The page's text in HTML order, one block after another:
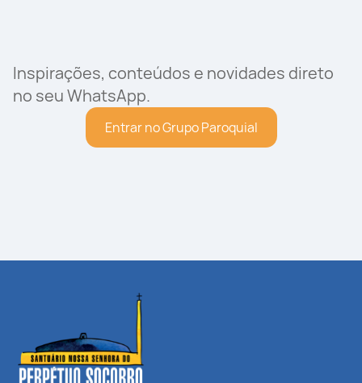
Inspirações, conteúdos e novidades direto
no seu WhatsApp.
Entrar no Grupo Paroquial